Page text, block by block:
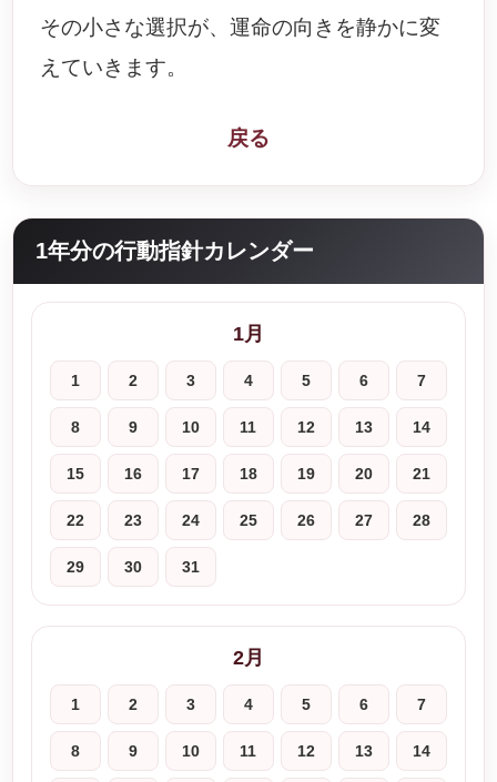
その小さな選択が、運命の向きを静かに変
えていきます。
戻る
1年分の行動指針カレンダー
1月
1 2 3 4 5 6 7
8 9 10 11 12 13 14
15 16 17 18 19 20 21
22 23 24 25 26 27 28
29 30 31
2月
1 2 3 4 5 6 7
8 9 10 11 12 13 14